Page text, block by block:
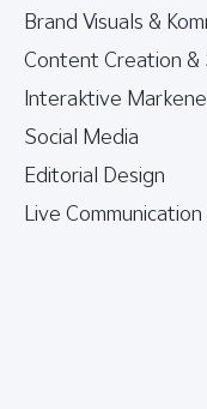
Brand Visuals &
Content Creation
Interaktive
Social Media
Editorial Design
Live